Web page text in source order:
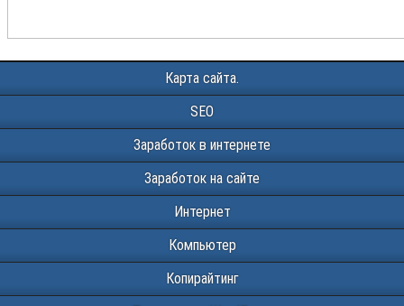
Карта сайта.
SEO
Заработок в интернете
Заработок на сайте
Интернет
Компьютер
Копирайтинг